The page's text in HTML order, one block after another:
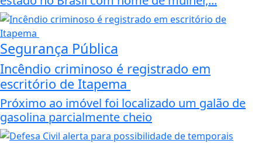
Segurança Pública
Incêndio criminoso é registrado em
escritório de Itapema
Próximo ao imóvel foi localizado um galão de
gasolina parcialmente cheio